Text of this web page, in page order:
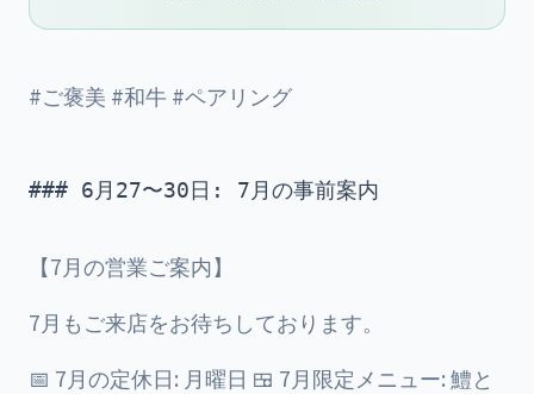
#ご褒美 #和牛 #ペアリング
### 6月27〜30日: 7月の事前案内
【7月の営業ご案内】
7月もご来店をお待ちしております。
📅 7月の定休日: 月曜日 🍱 7月限定メニュー: 鱧と